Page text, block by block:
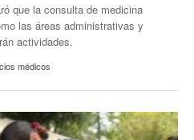
que la consulta de medicina
las áreas administrativas y
actividades.
médicos